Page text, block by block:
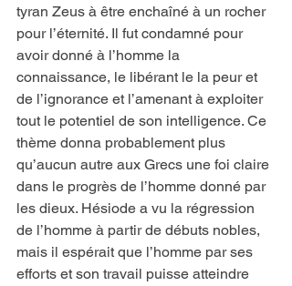
tyran Zeus à être enchaîné à un rocher
pour l’éternité. Il fut condamné pour
avoir donné à l’homme la
connaissance, le libérant le la peur et
de l’ignorance et l’amenant à exploiter
tout le potentiel de son intelligence. Ce
thème donna probablement plus
qu’aucun autre aux Grecs une foi claire
dans le progrès de l’homme donné par
les dieux. Hésiode a vu la régression
de l’homme à partir de débuts nobles,
mais il espérait que l’homme par ses
efforts et son travail puisse atteindre